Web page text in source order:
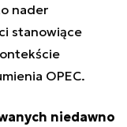
nader
stanowiące
OPEC.
niedawno